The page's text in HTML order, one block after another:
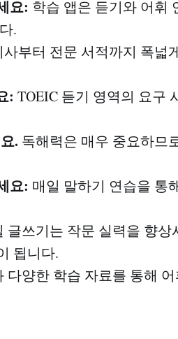
요: 학습 앱은 듣기와 어휘
.
사부터 전문 서적까지 폭넓
: TOEIC 듣기 영역의 요구
. 독해력은 매우 중요하므
요: 매일 말하기 연습을 통
글쓰기는 작문 실력을 향상
됩니다.
다양한 학습 자료를 통해 어